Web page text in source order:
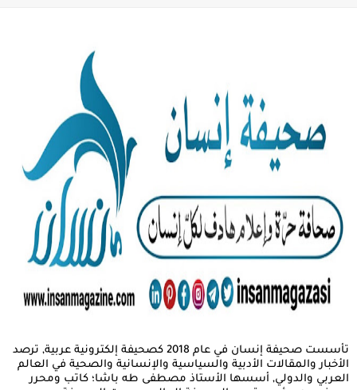
تأسست صحيفة إنسان في عام 2018 كصحيفة إلكترونية عربية, ترصد
الأخبار والمقالات الأدبية والسياسية والإنسانية والصحية في العالم
العربي والدولي, أسسها الأستاذ مصطفى طه باشا؛ كاتب ومحرر